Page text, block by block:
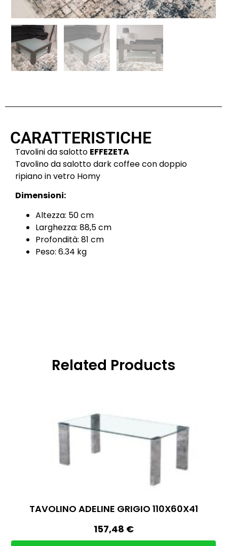
CARATTERISTICHE
Tavolini da salotto EFFEZETA
Tavolino da salotto dark coffee con doppio
ripiano in vetro Homy
Dimensioni:
Altezza: 50 cm
Larghezza: 88,5 cm
Profondità: 81 cm
Peso: 6.34 kg
Related Products
TAVOLINO ADELINE GRIGIO 110X60X41
157,48 €